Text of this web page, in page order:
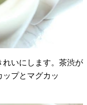
れいにします。茶渋が
プとマグカッ